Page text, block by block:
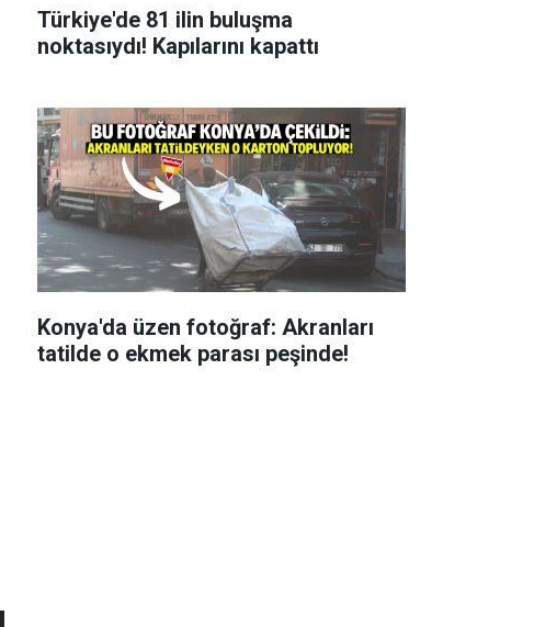
Türkiye'de 81 ilin buluşma
noktasıydı! Kapılarını kapattı
Konya'da üzen fotoğraf: Akranları
tatilde o ekmek parası peşinde!